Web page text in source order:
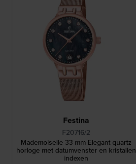
Festina
F20716/2
Mademoiselle 33 mm Elegant quartz
horloge met datumvenster en kristallen
indexen